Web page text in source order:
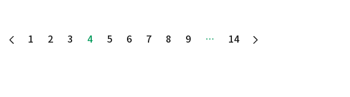
1 2 3 4 5 6 7 8 9 … 14